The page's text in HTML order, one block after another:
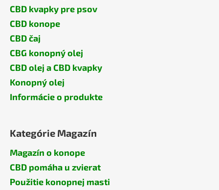
CBD kvapky pre psov
CBD konope
CBD čaj
CBG konopný olej
CBD olej a CBD kvapky
Konopný olej
Informácie o produkte
Kategórie Magazín
Magazín o konope
CBD pomáha u zvierat
Použitie konopnej masti